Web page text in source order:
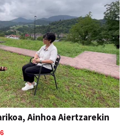
Ainhoa Aiertzarekin